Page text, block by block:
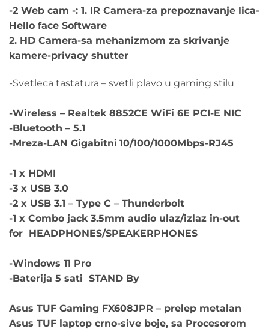
-2 Web cam -: 1. IR Camera-za prepoznavanje lica-
Hello face Software
2. HD Camera-sa mehanizmom za skrivanje
kamere-privacy shutter
-Svetleca tastatura – svetli plavo u gaming stilu
-Wireless – Realtek 8852CE WiFi 6E PCI-E NIC
-Bluetooth – 5.1
-Mreza-LAN Gigabitni 10/100/1000Mbps-RJ45
-1 x HDMI
-3 x USB 3.0
-2 x USB 3.1 – Type C – Thunderbolt
-1 x Combo jack 3.5mm audio ulaz/izlaz in-out
for HEADPHONES/SPEAKERPHONES
-Windows 11 Pro
-Baterija 5 sati STAND By
Asus TUF Gaming FX608JPR – prelep metalan
Asus TUF laptop crno-sive boje, sa Procesorom